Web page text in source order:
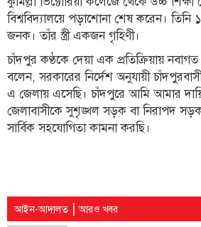
সাহিত্য
ও
সংস্কৃতি
নারী
ও
শিশু
এক্সক্লুসিভ
বিশ্ববিদ্যালয়ে পড়াশোনা শেষ করেন।
জনক। তাঁর স্ত্রী একজন গৃহিণী।
চাঁদপুর কণ্ঠকে দেয়া এক প্রতিক্রিয়ায়
বলেন, সরকারের নির্দেশ অনুযায়ী
এ জেলায় এসেছি। চাঁদপুরে আমি আমার
জেলাবাসীকে সুশৃঙ্খল সড়ক বা নিরাপদ
সার্বিক সহযোগিতা কামনা করছি।
আইন-আদালত | আরও খবর